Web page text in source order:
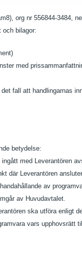
org nr 556844-3484,
och bilagor:
med
det fall att handlingarnas
betydelse:
med Leverantören
där Leverantören
av
av Huvudavtalet.
ska utföra enligt
vars upphovsrätt